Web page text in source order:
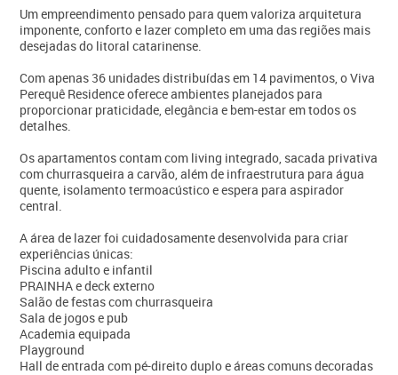
Um empreendimento pensado para quem valoriza arquitetura
imponente, conforto e lazer completo em uma das regiões mais
desejadas do litoral catarinense.
Com apenas 36 unidades distribuídas em 14 pavimentos, o Viva
Perequê Residence oferece ambientes planejados para
proporcionar praticidade, elegância e bem-estar em todos os
detalhes.
Os apartamentos contam com living integrado, sacada privativa
com churrasqueira a carvão, além de infraestrutura para água
quente, isolamento termoacústico e espera para aspirador
central.
A área de lazer foi cuidadosamente desenvolvida para criar
experiências únicas:
Piscina adulto e infantil
PRAINHA e deck externo
Salão de festas com churrasqueira
Sala de jogos e pub
Academia equipada
Playground
Hall de entrada com pé-direito duplo e áreas comuns decoradas